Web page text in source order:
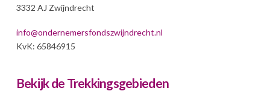
3332 AJ Zwijndrecht
info@ondernemersfondszwijndrecht.nl
KvK: 65846915
Bekijk de Trekkingsgebieden